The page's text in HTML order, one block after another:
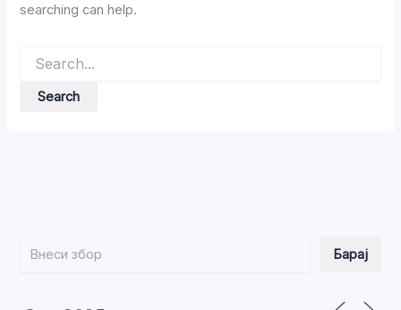
searching can help.
for:
Барај